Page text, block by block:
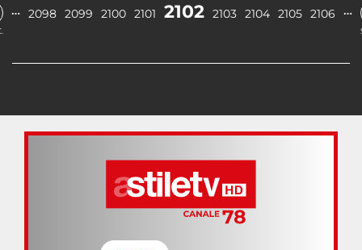
… 2098 2099 2100 2101 2102 2103 2104 2105 2106 …